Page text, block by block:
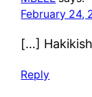
February 24,
[…]
Reply